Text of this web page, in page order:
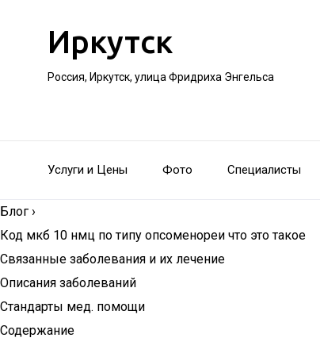
Иркутск
Россия, Иркутск, улица Фридриха Энгельса
Услуги и Цены Фото Специалисты
Блог ›
Код мкб 10 нмц по типу опсоменореи что это такое
Связанные заболевания и их лечение
Описания заболеваний
Стандарты мед. помощи
Содержание